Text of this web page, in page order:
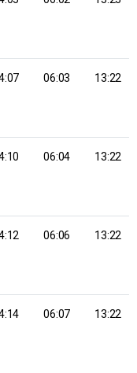
06:03 13:22
06:04 13:22
06:06 13:22
06:07 13:22